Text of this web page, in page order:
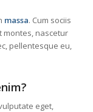
massa. Cum sociis
montes, nascetur
pellentesque eu,
eget,